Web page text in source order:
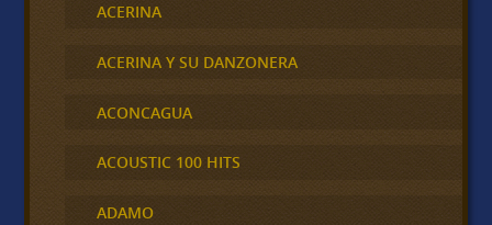
ACERINA
ACERINA Y SU DANZONERA
ACONCAGUA
ACOUSTIC 100 HITS
ADAMO